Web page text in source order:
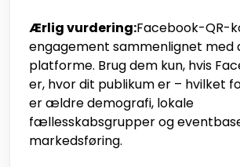
Ærlig vurdering:Facebook-QR-
engagement sammenlignet med
platforme. Brug dem kun, hvis
er, hvor dit publikum er – hvilket
er ældre demografi, lokale
fællesskabsgrupper og
markedsføring.